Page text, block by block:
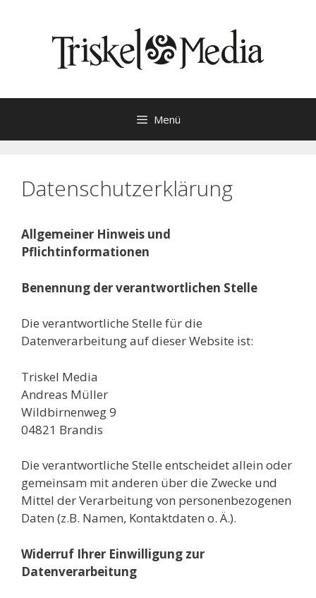
Menü
Datenschutzerklärung
Allgemeiner Hinweis und
Pflichtinformationen
Benennung der verantwortlichen Stelle
Die verantwortliche Stelle für die
Datenverarbeitung auf dieser Website ist:
Triskel Media
Andreas Müller
Wildbirnenweg 9
04821 Brandis
Die verantwortliche Stelle entscheidet allein oder
gemeinsam mit anderen über die Zwecke und
Mittel der Verarbeitung von personenbezogenen
Daten (z.B. Namen, Kontaktdaten o. Ä.).
Widerruf Ihrer Einwilligung zur
Datenverarbeitung